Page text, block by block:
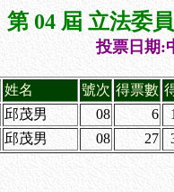
第 04 屆 立法委
投票日期:
姓名 號次 得票數
邱茂男 08 6
邱茂男 08 27